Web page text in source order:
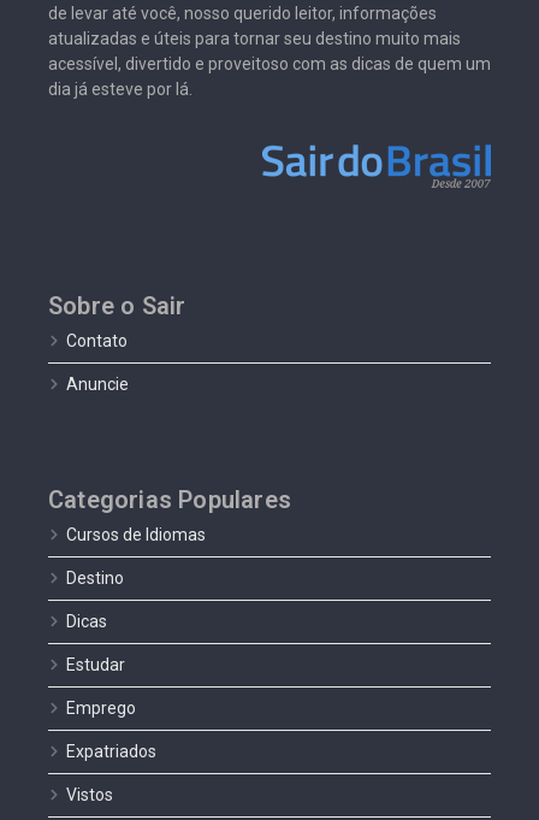
de levar até você, nosso querido leitor, informações
atualizadas e úteis para tornar seu destino muito mais
acessível, divertido e proveitoso com as dicas de quem um
dia já esteve por lá.
Sobre o Sair
Contato
Anuncie
Categorias Populares
Cursos de Idiomas
Destino
Dicas
Estudar
Emprego
Expatriados
Vistos